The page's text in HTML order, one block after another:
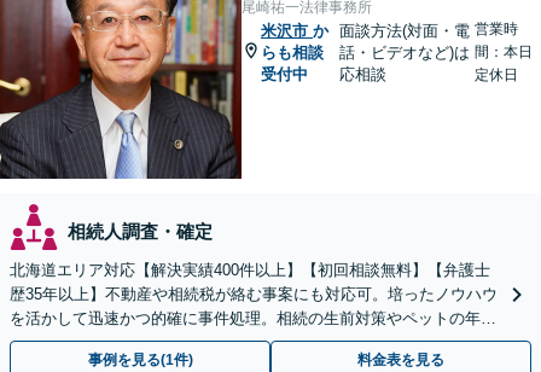
尾崎祐一法律事務所
米沢市 か
らも相談
受付中
面談方法(対面・電
話・ビデオなど)は
応相談
営業時
間：本日
定休日
相続人調査・確定
北海道エリア対応【解決実績400件以上】【初回相談無料】【弁護士
歴35年以上】不動産や相続税が絡む事案にも対応可。培ったノウハウ
を活かして迅速かつ的確に事件処理。相続の生前対策やペットの年金
システムもお任せ【完全個室】【自衛隊前駅8分】
事例を見る(1件) 料金表を見る